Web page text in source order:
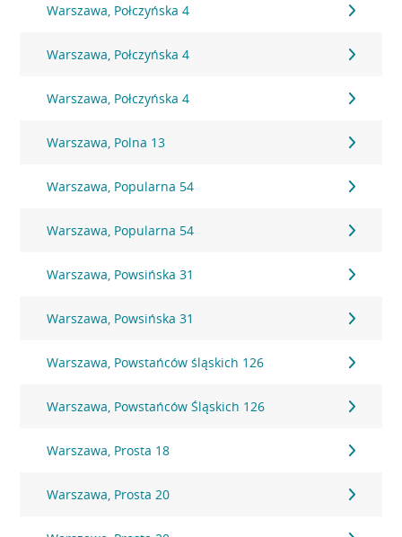
Warszawa, Połczyńska 4
Warszawa, Połczyńska 4
Warszawa, Połczyńska 4
Warszawa, Polna 13
Warszawa, Popularna 54
Warszawa, Popularna 54
Warszawa, Powsińska 31
Warszawa, Powsińska 31
Warszawa, Powstańców śląskich 126
Warszawa, Powstańców Śląskich 126
Warszawa, Prosta 18
Warszawa, Prosta 20